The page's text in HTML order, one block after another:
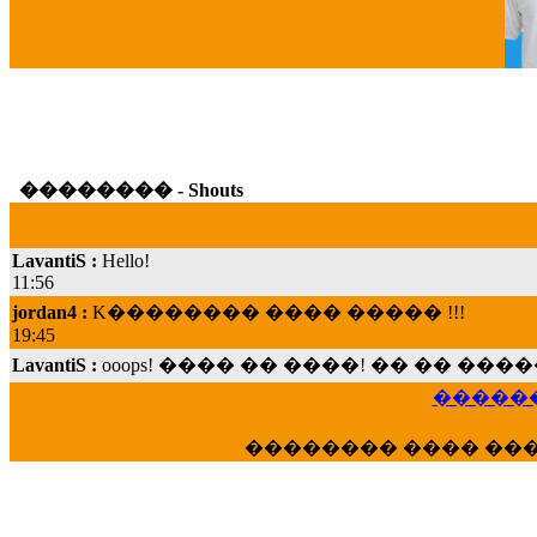
�������� - Shouts
11:56
jordan4 :
19:45
LavantiS :
���; ���� ��� ��� �������� ����
�������� ����